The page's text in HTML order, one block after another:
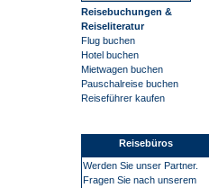
Reisebuchungen &
Reiseliteratur
Flug buchen
Hotel buchen
Mietwagen buchen
Pauschalreise buchen
Reiseführer kaufen
Reisebüros
Werden Sie unser Partner.
Fragen Sie nach unserem